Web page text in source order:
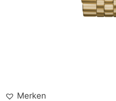
Merken